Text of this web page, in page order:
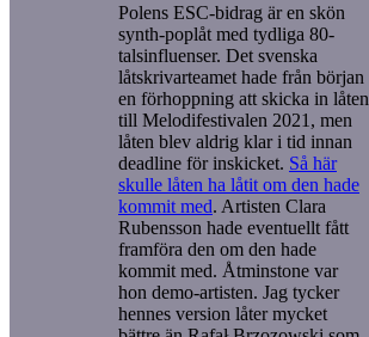
Polens ESC-bidrag är en skön
synth-poplåt med tydliga 80-
talsinfluenser. Det svenska
låtskrivarteamet hade från början
en förhoppning att skicka in låten
till Melodifestivalen 2021, men
låten blev aldrig klar i tid innan
deadline för inskicket. Så här
skulle låten ha låtit om den hade
kommit med. Artisten Clara
Rubensson hade eventuellt fått
framföra den om den hade
kommit med. Åtminstone var
hon demo-artisten. Jag tycker
hennes version låter mycket